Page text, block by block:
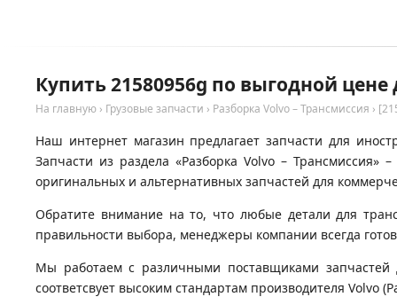
Купить 21580956g по выгодной цене
На главную › Грузовые запчасти › Разборка Volvo – Трансмиссия ›
Наш интернет магазин предлагает запчасти для
Запчасти из раздела «Разборка Volvo –
оригинальных и альтернативных запчастей для
Обратите внимание на то, что любые детали для
правильности выбора, менеджеры компании всегда
Мы работаем с различными поставщиками запчастей
соответсвует высоким стандартам производителя Volvo